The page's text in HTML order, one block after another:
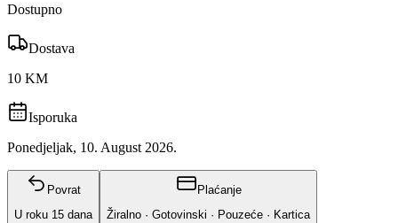
Dostupno
Dostava
10 KM
Isporuka
Ponedjeljak, 10. August 2026.
Povrat
U roku 15 dana
Plaćanje
Žiralno · Gotovinski · Pouzeće · Kartica